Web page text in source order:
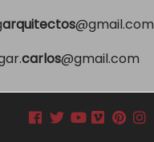
arquitectos@gmail.com
carlos@gmail.com